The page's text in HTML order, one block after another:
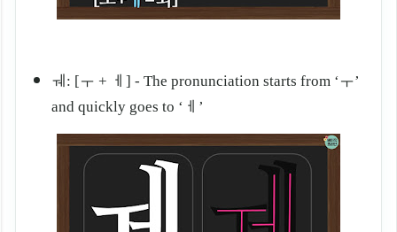
ㅞ: [ㅜ + ㅔ] - The pronunciation starts from ‘ㅜ’
and quickly goes to ‘ ㅔ ’